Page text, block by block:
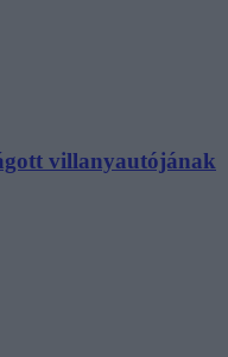
villanyautójának